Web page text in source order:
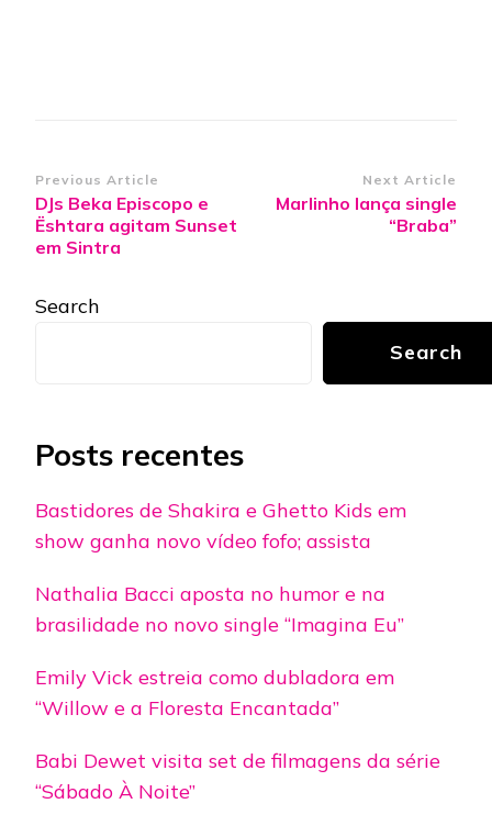
Post
Navigation
Previous Article
DJs Beka Episcopo e
Ështara agitam Sunset
em Sintra
Next Article
Marlinho lança single
“Braba”
Search
Search
Posts recentes
Bastidores de Shakira e Ghetto Kids em
show ganha novo vídeo fofo; assista
Nathalia Bacci aposta no humor e na
brasilidade no novo single “Imagina Eu”
Emily Vick estreia como dubladora em
“Willow e a Floresta Encantada”
Babi Dewet visita set de filmagens da série
“Sábado À Noite”